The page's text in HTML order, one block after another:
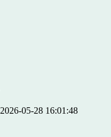
2026-05-28 16:01:48